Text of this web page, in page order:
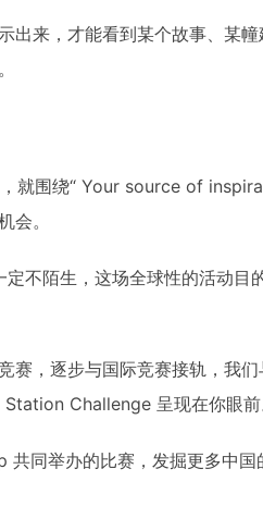
出来，才能看到某个故事、某
就围绕“ Your source of
会。
不陌生，这场全球性的活动目
赛，逐步与国际竞赛接轨，我
Challenge 呈现在你眼前
同举办的比赛，发掘更多中